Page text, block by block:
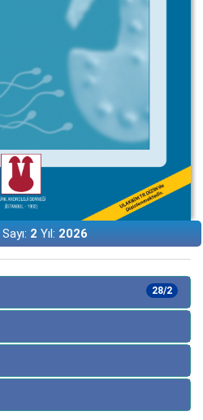
Sayı: 2 Yıl: 2026
28/2